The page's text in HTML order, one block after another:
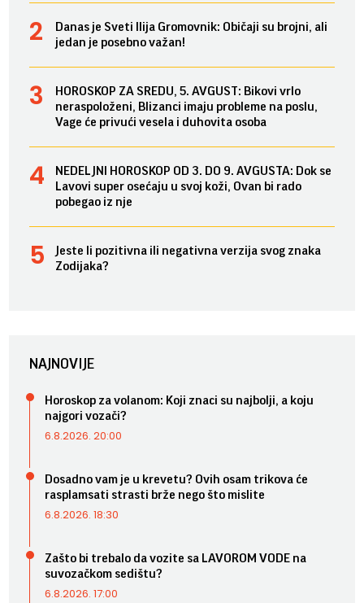
Danas je Sveti Ilija Gromovnik: Običaji su brojni, ali
jedan je posebno važan!
HOROSKOP ZA SREDU, 5. AVGUST: Bikovi vrlo
neraspoloženi, Blizanci imaju probleme na poslu,
Vage će privući vesela i duhovita osoba
NEDELJNI HOROSKOP OD 3. DO 9. AVGUSTA: Dok se
Lavovi super osećaju u svoj koži, Ovan bi rado
pobegao iz nje
Jeste li pozitivna ili negativna verzija svog znaka
Zodijaka?
NAJNOVIJE
Horoskop za volanom: Koji znaci su najbolji, a koju
najgori vozači?
6.8.2026. 20:00
Dosadno vam je u krevetu? Ovih osam trikova će
rasplamsati strasti brže nego što mislite
6.8.2026. 18:30
Zašto bi trebalo da vozite sa LAVOROM VODE na
suvozačkom sedištu?
6.8.2026. 17:00